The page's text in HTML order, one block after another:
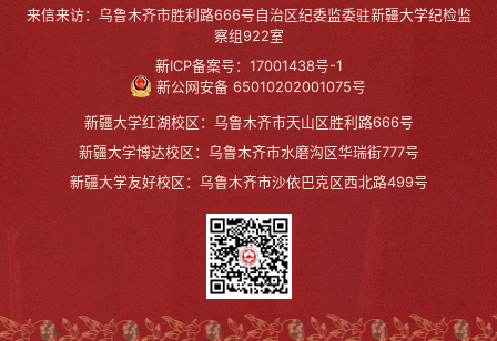
来信来访：乌鲁木齐市胜利路666号自治区纪委监委驻新疆大学纪检监
察组922室
新ICP备案号：17001438号-1
新公网安备 65010202001075号
新疆大学红湖校区：乌鲁木齐市天山区胜利路666号
新疆大学博达校区：乌鲁木齐市水磨沟区华瑞街777号
新疆大学友好校区：乌鲁木齐市沙依巴克区西北路499号